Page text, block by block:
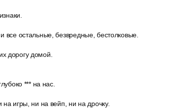
остальные, безвредные, бестолковые.
дорогу домой.
*** на нас.
на игры, ни на вейп, ни на дрочку.